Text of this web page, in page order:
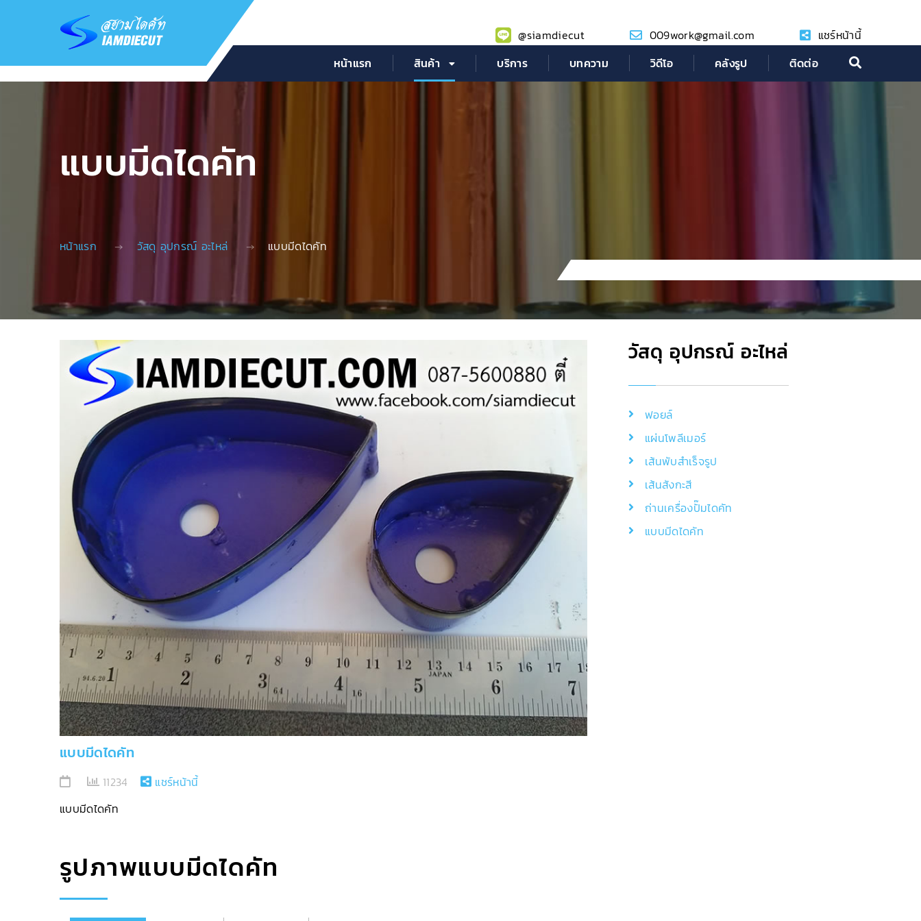
@siamdiecut 009work@gmail.com
แชร์หน้านี้
หน้าแรก
สินค้า บริการ บทความ วิดีโอ คลังรูป ติดต่อ
แบบมีดไดคัท
หน้าแรก วัสดุ อุปกรณ์ อะไหล่ แบบมีดไดคัท
แบบมีดไดคัท
11234
แชร์หน้านี้
แบบมีดไดคัท
รูปภาพแบบมีดไดคัท
วัสดุ อุปกรณ์ อะไหล่
ฟอยล์
แผ่นโพลีเมอร์
เส้นพับสำเร็จรูป
เส้นสังกะสี
ถ่านเครื่องปั๊มไดคัท
แบบมีดไดคัท